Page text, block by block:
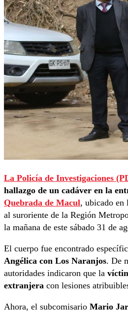
La Policía de Investigaciones
hallazgo de un cadáver en la
Quebrada de Macul, ubicado en
al suroriente de la Región
la mañana de este sábado 31 de
El cuerpo fue encontrado
Angélica con Los Naranjos. De
autoridades indicaron que la
extranjera con lesiones
Ahora, el subcomisario Mario